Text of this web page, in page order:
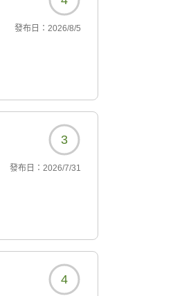
發布日： 2026/8/5
3
發布日： 2026/7/31
4